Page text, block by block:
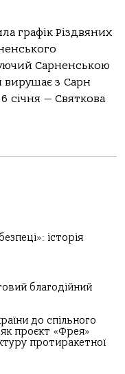
графік Різдвяних
Сарненською
вирушає з Сарн
січня — Святкова
історія
благодійний
до спільного
проєкт «Фрея»
протиракетної